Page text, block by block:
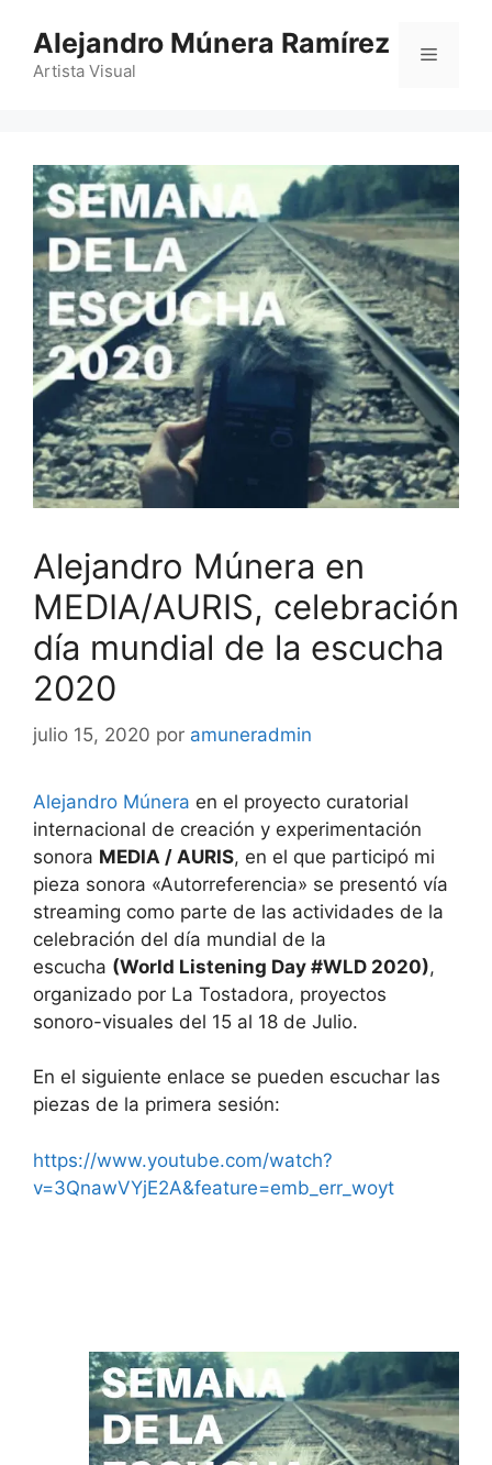
contenido
Alejandro Múnera Ramírez
Artista Visual
Menú
Alejandro Múnera en
MEDIA/AURIS, celebración
día mundial de la escucha
2020
julio 15, 2020 por amuneradmin
Alejandro Múnera en el proyecto curatorial
internacional de creación y experimentación
sonora MEDIA / AURIS, en el que participó mi
pieza sonora «Autorreferencia» se presentó vía
streaming como parte de las actividades de la
celebración del día mundial de la
escucha (World Listening Day #WLD 2020),
organizado por La Tostadora, proyectos
sonoro-visuales del 15 al 18 de Julio.
En el siguiente enlace se pueden escuchar las
piezas de la primera sesión:
https://www.youtube.com/watch?
v=3QnawVYjE2A&feature=emb_err_woyt